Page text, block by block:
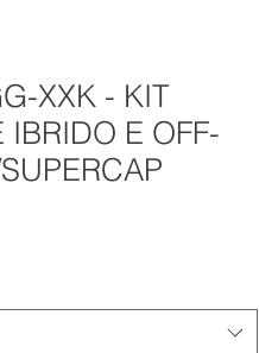
XXK - KIT
IBRIDO E OFF-